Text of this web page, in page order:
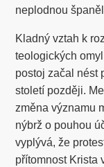
neplodnou
Kladný vztah k
teologických
postoj začal nést
století později.
změna významu
nýbrž o pouhou
vyplývá, že
přítomnost Krista